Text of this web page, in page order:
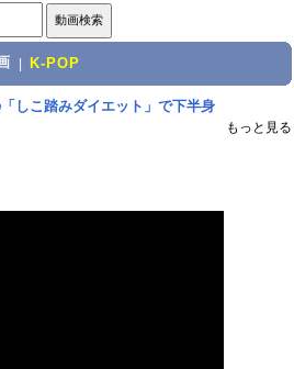
K-POP
しこ踏みダイエット」で下半身
もっと見る